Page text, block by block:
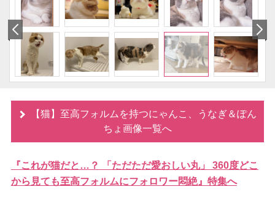
【猫】至高フォルムを持つにゃんこ、うなぎ＆ぽん
ちょ画像一覧へ
『これが猫だと…？ 「ただただ愛おしい丸」 360度どこ
から見ても至高フォルムにフォロワー悶絶』特集へ